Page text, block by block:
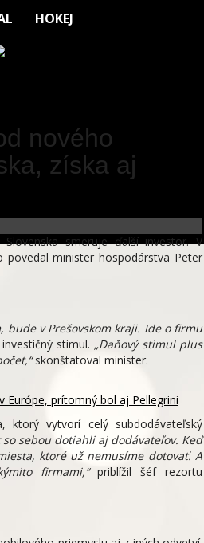
HOKEJ
nového
získa aj
Slovenska smeruje ďalší investor. V
minister hospodárstva Peter
bude v Prešovskom kraji. Ide o firmu
stimul. „Daňový stimul plus
skonštatoval minister.
prítomný bol aj Pellegrini
ktorý vytvorí celý subdodávateľský
sebou dotiahli aj dodávateľov. Keď
ktoré už nemusíme dotovať. A
firmami,“priblížil šéf rezortu